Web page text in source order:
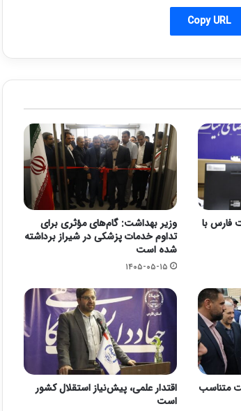
Copy URL
فارس با
وزیر بهداشت: گام‌های مؤثری برای
تداوم خدمات پزشکی در شیراز برداشته
شده است
۱۴۰۵-۰۵-۱۵
متناسب
اقتدار علمی، پیش‌نیاز استقلال کشور
است